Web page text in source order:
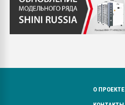
О ПРОЕКТЕ